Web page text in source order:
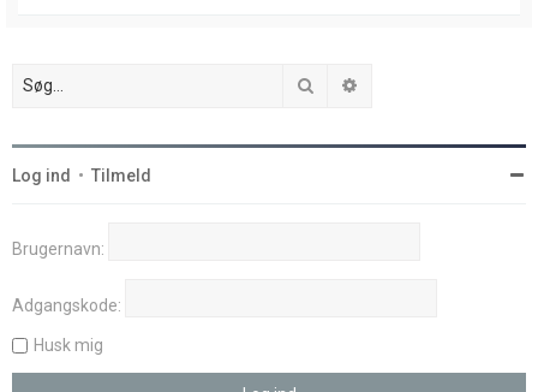
Søg
Log ind • Tilmeld
Brugernavn:
Adgangskode:
Husk mig